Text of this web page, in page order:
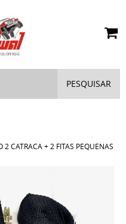
PESQUISAR
CATRACA + 2 FITAS PEQUENAS